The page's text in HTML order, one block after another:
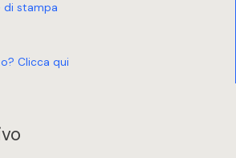
di stampa
Clicca qui